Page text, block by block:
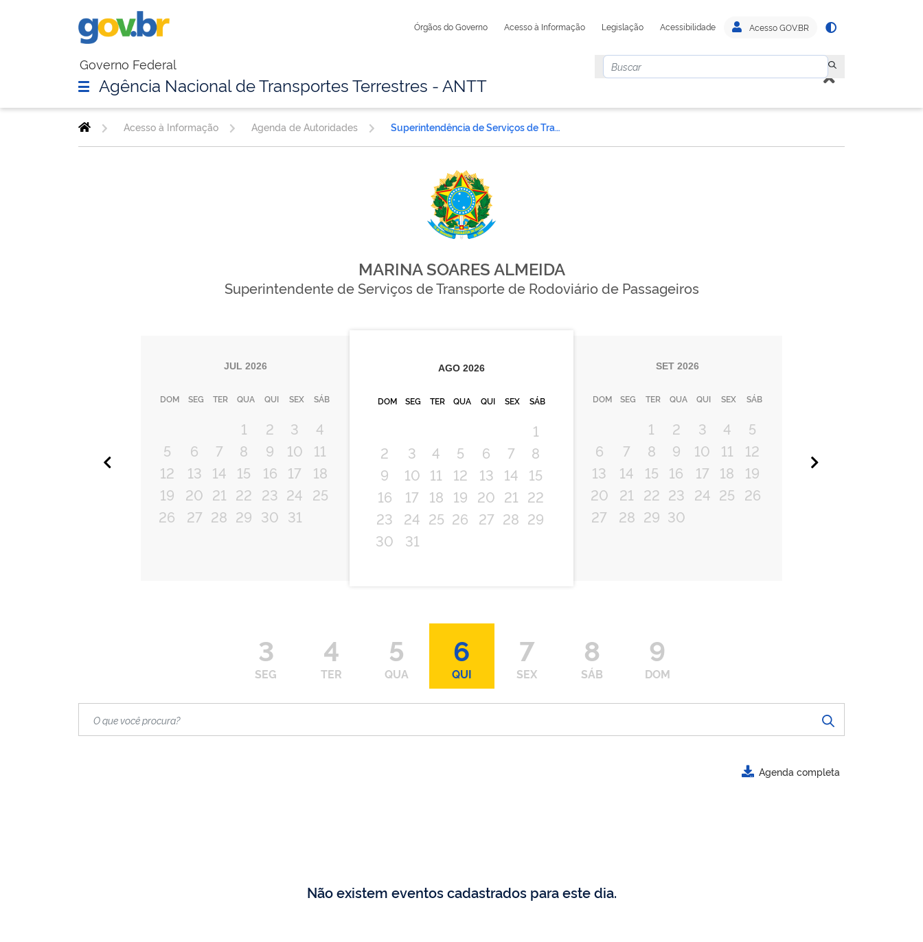
Órgãos do Governo Acesso à Informação Legislação Acessibilidade Acesso GOV.BR
Governo Federal
Agência Nacional de Transportes Terrestres - ANTT
Acesso à Informação Agenda de Autoridades Superintendência de Serviços de Transporte Rodoviário de Passageiros
MARINA SOARES ALMEIDA
Superintendente de Serviços de Transporte de Rodoviário de Passageiros
JUL 2026
DOM SEG TER QUA QUI SEX SÁB
1 2 3
4
5
6 7 8 9 10
11
12
13 14 15 16 17
18
19
20 21 22 23 24 25
26
27 28 29 30 31
AGO 2026
DOM SEG TER QUA QUI SEX SÁB
1
2
3 4 5 6 7
8
9
10 11 12 13 14
15
16
17 18 19 20 21 22
23
24 25 26 27 28 29
30
31
SET 2026
DOM SEG TER QUA QUI SEX SÁB
1 2 3 4
5
6
7 8 9 10 11
12
13
14 15 16 17 18
19
20
21 22 23 24 25 26
27
28 29 30
3
SEG
4
TER
5
QUA
6
QUI
7
SEX
8
SÁB
9
DOM
Agenda completa
Não existem eventos cadastrados para este dia.